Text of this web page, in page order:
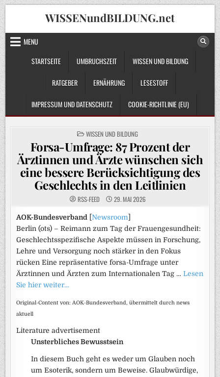
Skip
to
content
WISSENundBILDUNG.net
MENU
STARTSEITE
UMBRUCHSZEIT WISSEN UND BILDUNG
RATGEBER ERNÄHRUNG LESESTOFF
IMPRESSUM UND DATENSCHUTZ COOKIE-RICHTLINIE (EU)
POSTED
IN
WISSEN UND BILDUNG
Forsa-Umfrage: 87 Prozent der
Ärztinnen und Ärzte wünschen sich
eine bessere Berücksichtigung des
Geschlechts in den Leitlinien
RSS-FEED 29. MAI 2026
AOK-Bundesverband [Newsroom
Berlin (ots) – Reimann zum Tag der Frauengesundheit:
Geschlechtsspezifische Aspekte müssen in Forschung,
Lehre und Versorgung noch stärker in den Fokus
rücken Eine repräsentative forsa-Umfrage unter
Ärztinnen und Ärzten zum Internationalen Tag …Lesen
Sie hier weiter…
Original-Content von: AOK-Bundesverband, übermittelt durch news
aktuell
Literature advertisement
Unsterbliches Bewusstsein
In diesem Buch geht es weder um Glauben noch
um Esoterik, sondern um Beweise. Glaubwürdige,